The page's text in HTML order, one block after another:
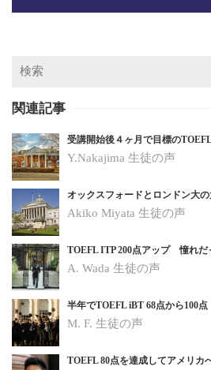
関連記事
受講開始後４ヶ月で目標の
Y.Nakajima 生徒の声
オックスフォードとロンドン大
Akiko Miyata 生徒の声
TOEFL ITP 200点アップ 憧れだ
A. Wada 生徒の声
半年でTOEFL iBT 68点から100
M. F. 生徒の声
TOEFL 80点を達成してアメリカ